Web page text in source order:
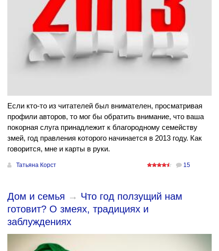
Если кто-то из читателей был внимателен, просматривая
профили авторов, то мог бы обратить внимание, что ваша
покорная слуга принадлежит к благородному семейству
змей, год правления которого начинается в 2013 году. Как
говорится, мне и карты в руки.
Татьяна Корст 15
Дом и семья → Что год ползущий нам
готовит? О змеях, традициях и
заблуждениях